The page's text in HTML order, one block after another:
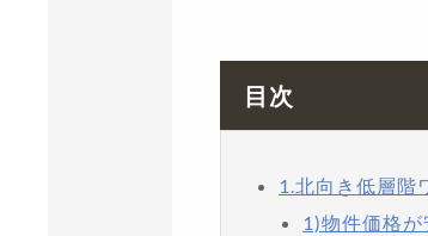
目次
1.北向き低層階
1)物件価格